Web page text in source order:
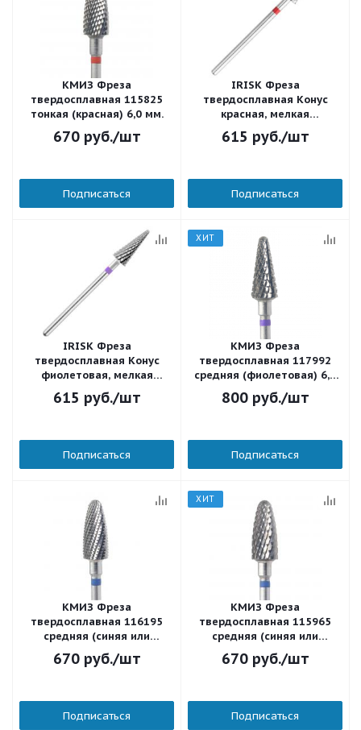
КМИЗ Фреза
твердосплавная 115825
тонкая (красная) 6,0 мм.
670руб./шт
Подписаться
IRISK Фреза
твердосплавная Конус
красная, мелкая
крестообразная нарезка
(Т-15, D 6мм)
615 руб./шт
Подписаться
IRISK Фреза
твердосплавная Конус
фиолетовая, мелкая
крестообразная нарезка,
спираль (Т-15, D 6мм)
615 руб./шт
Подписаться
ХИТ
КМИЗ Фреза
твердосплавная 117992
средняя (фиолетовая) 6,0
мм.
800руб./шт
Подписаться
КМИЗ Фреза
твердосплавная 116195
средняя (синяя или
бесцветная) 6,0 мм.
670руб./шт
Подписаться
ХИТ
КМИЗ Фреза
твердосплавная 115965
средняя (синяя или
бесцветная) 6,0 мм.
670руб./шт
Подписаться